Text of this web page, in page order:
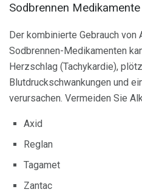
Sodbrennen Medikamente
Der kombinierte Gebrauch
Sodbrennen-Medikamenten
Herzschlag (Tachykardie),
Blutdruckschwankungen und
verursachen. Vermeiden Sie
Axid
Reglan
Tagamet
Zantac